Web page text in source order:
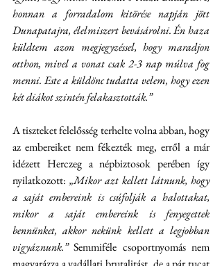
honnan a forradalom kitörése napján jött
Dunapatajra, élelmiszert bevásárolni. Én haza
küldtem azon megjegyzéssel, hogy maradjon
otthon, mivel a vonat csak 2-3 nap múlva fog
menni. Este a küldönc tudatta velem, hogy ezen
két diákot szintén felakasztották.”
A tiszteket felelősség terhelte volna abban, hogy
az embereiket nem fékezték meg, erről a már
idézett Herczeg a népbiztosok perében így
nyilatkozott: „Mikor azt kellett látnunk, hogy
a saját embereink is csúfolják a halottakat,
mikor a saját embereink is fenyegettek
bennünket, akkor nekünk kellett a legjobban
vigyáznunk.” Semmiféle csoportnyomás nem